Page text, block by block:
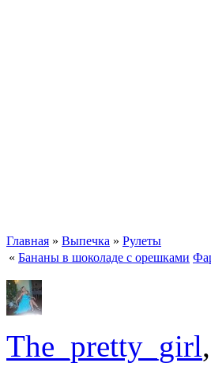
Главная » Выпечка » Рулеты
« Бананы в шоколаде с орешками
The_pretty_girl